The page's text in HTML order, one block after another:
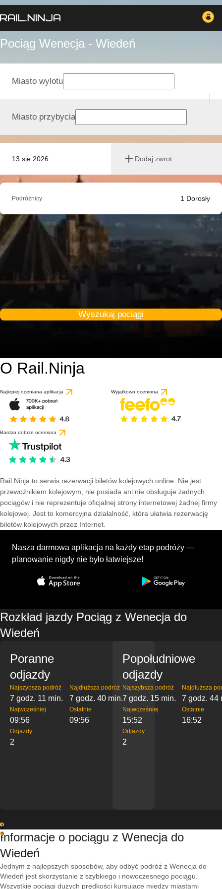
Pociąg Wenecja - Wiedeń
13 sie 2026 Dodaj zwrot
Miasto wylotu
Miasto przybycia
Podróżnicy 1 Dorosły
Wyszukaj pociągi
O Rail.Ninja
Najlepiej oceniana aplikacja Wyjątkowo oceniona
Bardzo dobrze oceniona
Rail Ninja to serwis rezerwacji biletów kolejowych online. Nie jest
przewoźnikiem kolejowym, nie posiada ani nie obsługuje żadnych
pociągów i nie reprezentuje oficjalnej strony internetowej żadnej firmy
kolejowej. Jest to komercyjna działalność, która ułatwia rezerwację
biletów kolejowych przez Internet.
Nasza darmowa aplikacja na każdy etap podróży —
planowanie nigdy nie było łatwiejsze!
Rozkład jazdy Pociąg z Wenecja do
Wiedeń
Poranne
odjazdy
Najszybsza podróż
7 godz. 11 min.
Najdłuższa podróż
7 godz. 40 min.
Najwcześniej
09:56
Ostatnie
09:56
Odjazdy
2
Popołudniowe
odjazdy
Najszybsza podróż
7 godz. 15 min.
Najdłuższa
7 godz. 44
Najwcześniej
15:52
Ostatnie
16:52
Odjazdy
2
1
2
Informacje o pociągu z Wenecja do
Wiedeń
Jednym z najlepszych sposobów, aby odbyć podróż z Wenecja do
Wiedeń jest skorzystanie z szybkiego i nowoczesnego pociągu.
Wszystkie pociągi dużych prędkości kursujące między miastami